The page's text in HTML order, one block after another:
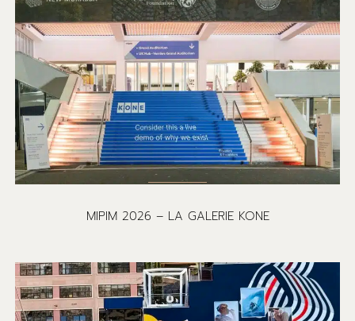
MIPIM 2026 – LA GALERIE KONE